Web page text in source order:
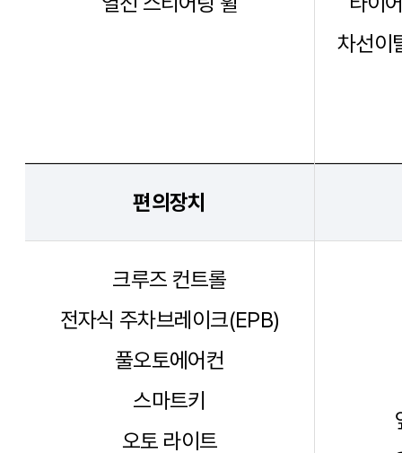
차선이
편의장치
크루즈 컨트롤
전자식 주차브레이크(EPB)
풀오토에어컨
스마트키
오토 라이트